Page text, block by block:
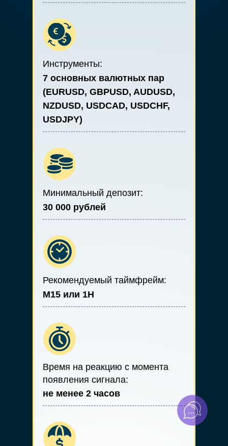
Инструменты:
7 основных валютных пар
(EURUSD, GBPUSD, AUDUSD,
NZDUSD, USDCAD, USDCHF,
USDJPY)
Минимальный депозит:
30 000 рублей
Рекомендуемый таймфрейм:
М15 или 1Н
Время на реакцию с момента
появления сигнала:
не менее 2 часов